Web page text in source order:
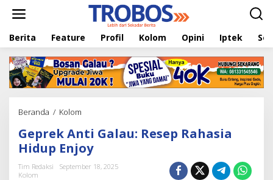
t
Berita Feature Profil Kolom Opini Iptek
Beranda / Kolom
p
r
e
k
Geprek Anti Galau: Resep Rahasia
Hidup Enjoy
Tim Redaksi
September 18, 2025
Kolom